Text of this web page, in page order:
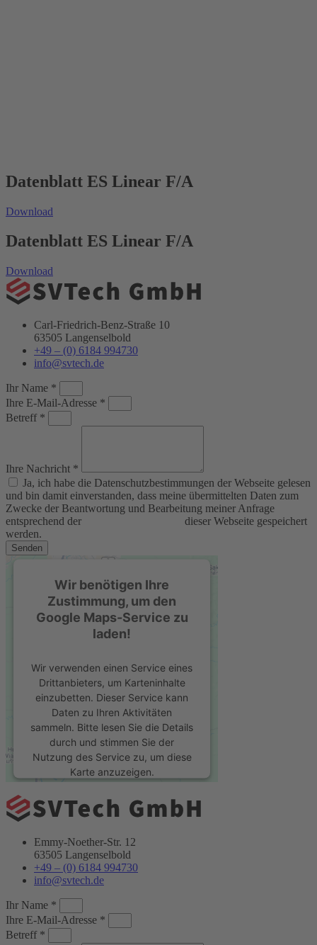
Datenblatt ES Linear F/A
Download
Datenblatt ES Linear F/A
Download
Carl-Friedrich-Benz-Straße 10
63505 Langenselbold
+49 – (0) 6184 994730
info@svtech.de
Ihr Name *
Ihre E-Mail-Adresse *
Betreff *
Ihre Nachricht *
Ja, ich habe die Datenschutzbestimmungen der Webseite gelesen
und bin damit einverstanden, dass meine übermittelten Daten zum
Zwecke der Beantwortung und Bearbeitung meiner Anfrage
entsprechend der
dieser Webseite gespeichert
werden.
Senden
Wir benötigen Ihre
Zustimmung, um den
Google Maps-Service zu
laden!
Wir verwenden einen Service eines
Drittanbieters, um Karteninhalte
einzubetten. Dieser Service kann
Daten zu Ihren Aktivitäten
sammeln. Bitte lesen Sie die Details
durch und stimmen Sie der
Nutzung des Service zu, um diese
Karte anzuzeigen.
Mehr Informationen
Akzeptieren
powered byUsercentrics Consent
Management Platform
Emmy-Noether-Str. 12
63505 Langenselbold
+49 – (0) 6184 994730
info@svtech.de
Ihr Name *
Ihre E-Mail-Adresse *
Betreff *